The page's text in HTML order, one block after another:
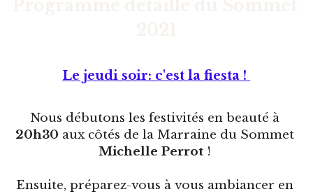
Le jeudi soir: c'est la fiesta !
Nous débutons les festivités en beauté à
20h30
aux côtés de la Marraine du Sommet
Michelle Perrot !
Ensuite, préparez-vous à vous ambiancer en